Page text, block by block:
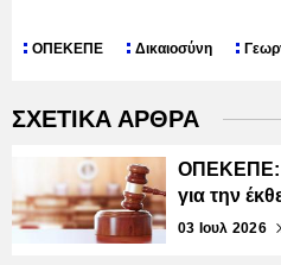
ΟΠΕΚΕΠΕ Δικαιοσύνη
ΣΧΕΤΙΚΑ ΑΡΘΡΑ
ΟΠΕΚΕΠΕ:
για την
03 Ιουλ 2026